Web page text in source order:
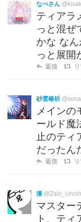
なべさん
ティアラ
っと混ぜ
かな な
っと展開
返信
砂雲椿祈
メインの
ールド魔
止のティ
だったん
返信
漆
マスター
ト、テ